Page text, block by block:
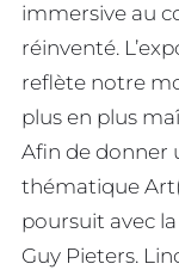
immersive au
réinventé.
reflète notre
plus en plus
Afin de donner
thématique
poursuit avec
Guy Pieters.